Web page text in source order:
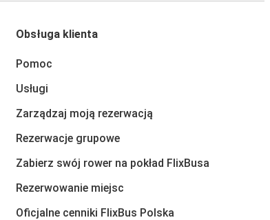
Obsługa klienta
Pomoc
Usługi
Zarządzaj moją rezerwacją
Rezerwacje grupowe
Zabierz swój rower na pokład FlixBusa
Rezerwowanie miejsc
Oficjalne cenniki FlixBus Polska